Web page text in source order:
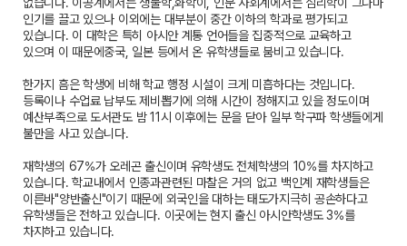
인기를 끌고 있으나 이외에는 대부분이 중간 이하의 학과로 평가되고
있습니다. 이 대학은 특히 아시안 계통 언어들을 집중적으로 교육하고
있으며 이 때문에중국, 일본 등에서 온 유학생들로 붐비고 있습니다.
한가지 흠은 학생에 비해 학교 행정 시설이 크게 미흡하다는 것입니다.
등록이나 수업료 납부도 제비뽑기에 의해 시간이 정해지고 있을 정도이며
예산부족으로 도서관도 밤 11시 이후에는 문을 닫아 일부 학구파 학생들에게
불만을 사고 있습니다.
재학생의 67%가 오레곤 출신이며 유학생도 전체학생의 10%를 차지하고
있습니다. 학교내에서 인종과관련된 마찰은 거의 없고 백인계 재학생들은
이른바"양반출신"이기 때문에 외국인을 대하는 태도가지극히 공손하다고
유학생들은 전하고 있습니다. 이곳에는 현지 출신 아시안학생도 3%를
차지하고 있습니다.